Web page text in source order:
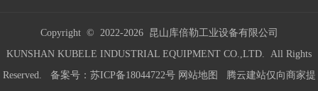
Copyright © 2022-2026 昆山库倍勒工业设备有限公司
KUNSHAN KUBELE INDUSTRIAL EQUIPMENT CO.,LTD. All Rights
Reserved. 备案号： 苏ICP备18044722号 网站地图
腾云建站仅向商家提